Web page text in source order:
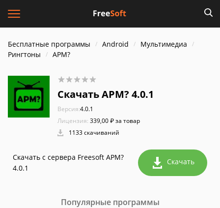
Бесплатные программы Android
Мультимедиа
Рингтоны
APM?
Скачать APM? 4.0.1
Версия:4.0.1
Лицензия: 339,00 ₽ за товар
1133 скачиваний
Скачать с сервера Freesoft APM?
4.0.1
Скачать
Популярные программы